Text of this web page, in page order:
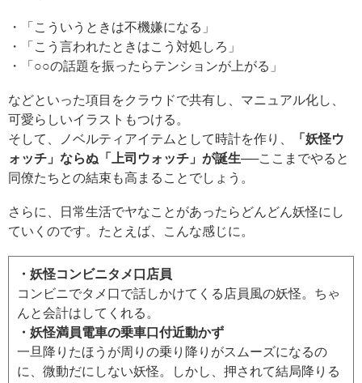
・「こういうときは不機嫌になる」
・「こう言われたときはこう対処しろ」
・「○○の話題を振ったらテンションが上がる」
などといった項目をクラウドで共有し、マニュアル化し、
可愛らしいイラストもつける。
そして、ノベルティアイテムとして時計を作り、
「妖怪ウ
ォッチ」ならぬ「上司ウォッチ」が誕生──ここまでやると
同僚たちとの結束も高まることでしょう。
さらに、日常生活でヤなことがあったらどんどん妖怪にし
ていくのです。たとえば、こんな感じに。
・妖怪コンビニタメ口店員
コンビニでタメ口で話しかけてくる店員風の妖怪。ちゃ
んと会計はしてくれる。
・妖怪満員電車の乗車口付近動かず
一旦降りたほうが周りの乗り降りがスムーズになるの
に、微動だにしない妖怪。しかし、押されて結局降りる